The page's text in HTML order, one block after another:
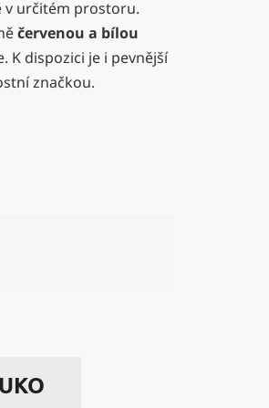
v určitém prostoru.
červenou a bílou
K dispozici je i pevnější
značkou.